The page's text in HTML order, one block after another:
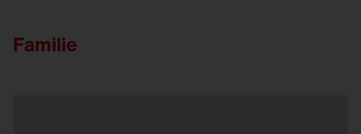
Familie